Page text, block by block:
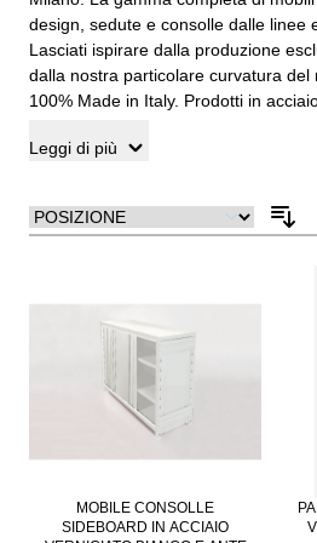
design, sedute e consolle dalle linee
Lasciati ispirare dalla produzione
dalla nostra particolare curvatura del
100% Made in Italy. Prodotti in
e minimali. Grazie a speciali
dell'ecosostenibilità. Richiedi
dedicata da parte dei nostri esperti
Leggi di più
MOBILE CONSOLLE
SIDEBOARD IN ACCIAIO